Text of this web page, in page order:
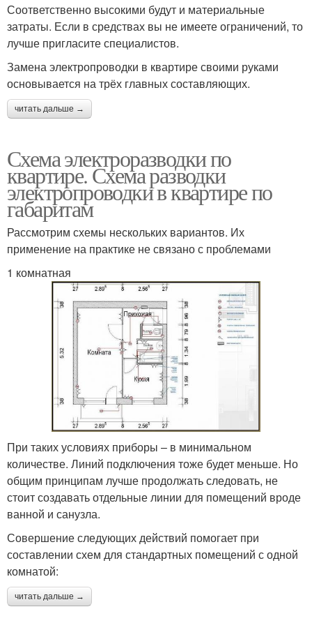
Соответственно высокими будут и материальные
затраты. Если в средствах вы не имеете ограничений, то
лучше пригласите специалистов.
Замена электропроводки в квартире своими руками
основывается на трёх главных составляющих.
читать дальше →
Схема электроразводки по
квартире. Схема разводки
электропроводки в квартире по
габаритам
Рассмотрим схемы нескольких вариантов. Их
применение на практике не связано с проблемами
1 комнатная
При таких условиях приборы – в минимальном
количестве. Линий подключения тоже будет меньше. Но
общим принципам лучше продолжать следовать, не
стоит создавать отдельные линии для помещений вроде
ванной и санузла.
Совершение следующих действий помогает при
составлении схем для стандартных помещений с одной
комнатой:
читать дальше →